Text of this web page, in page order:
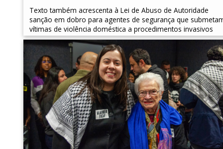
Texto também acrescenta à Lei de Abuso de Autoridade
sanção em dobro para agentes de segurança que
vítimas de violência doméstica a procedimentos invasivos